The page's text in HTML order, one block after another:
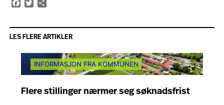
Facebook
Twitter
LES FLERE ARTIKLER
INFORMASJON FRA KOMMUNEN
Flere stillinger nærmer seg søknadsfrist